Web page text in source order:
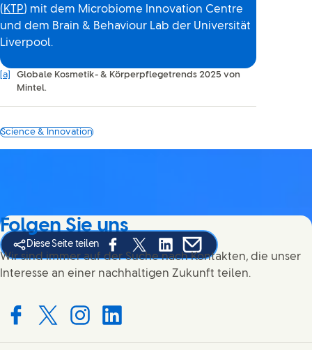
( KTP) mit dem Microbiome Innovation Centre
und dem Brain & Behaviour Lab der Universität
Liverpool.
[a]
Globale Kosmetik- & Körperpflegetrends 2025 von
Mintel.
Science & Innovation
Diese Seite teilen
Share this page on Facebook
Share this page on X
Share this page on Linked In
Share this page on E-
Folgen Sie uns
Wir sind immer auf der Suche nach Kontakten, die unser
Interesse an einer nachhaltigen Zukunft teilen.
with us on Facebook
Connect with us on X
Connect with us on Instagram
Connect with us on LinkedIn